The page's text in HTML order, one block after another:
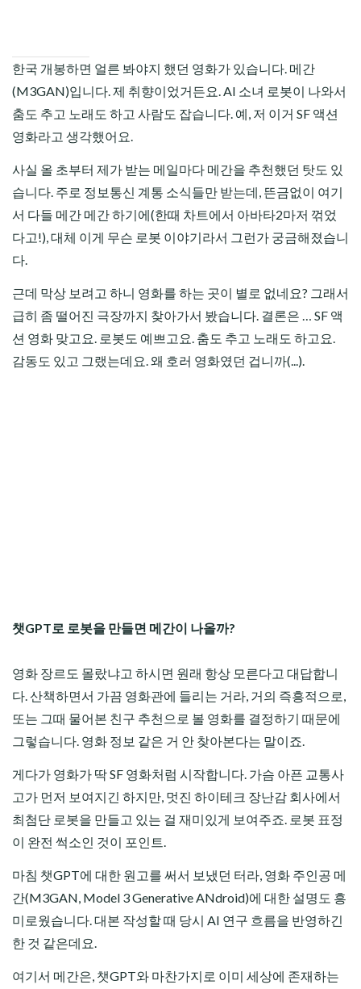
한국 개봉하면 얼른 봐야지 했던 영화가 있습니다. 메간
(M3GAN)입니다. 제 취향이었거든요. AI 소녀 로봇이 나와서
춤도 추고 노래도 하고 사람도 잡습니다. 예, 저 이거 SF 액션
영화라고 생각했어요.
사실 올 초부터 제가 받는 메일마다 메간을 추천했던 탓도 있
습니다. 주로 정보통신 계통 소식들만 받는데, 뜬금없이 여기
서 다들 메간 메간 하기에(한때 차트에서 아바타2마저 꺾었
다고!), 대체 이게 무슨 로봇 이야기라서 그런가 궁금해졌습니
다.
근데 막상 보려고 하니 영화를 하는 곳이 별로 없네요? 그래서
급히 좀 떨어진 극장까지 찾아가서 봤습니다. 결론은 … SF 액
션 영화 맞고요. 로봇도 예쁘고요. 춤도 추고 노래도 하고요.
감동도 있고 그랬는데요. 왜 호러 영화였던 겁니까(...).
챗GPT로 로봇을 만들면 메간이 나올까?
영화 장르도 몰랐냐고 하시면 원래 항상 모른다고 대답합니
다. 산책하면서 가끔 영화관에 들리는 거라, 거의 즉흥적으로,
또는 그때 물어본 친구 추천으로 볼 영화를 결정하기 때문에
그렇습니다. 영화 정보 같은 거 안 찾아본다는 말이죠.
게다가 영화가 딱 SF 영화처럼 시작합니다. 가슴 아픈 교통사
고가 먼저 보여지긴 하지만, 멋진 하이테크 장난감 회사에서
최첨단 로봇을 만들고 있는 걸 재미있게 보여주죠. 로봇 표정
이 완전 썩소인 것이 포인트.
마침 챗GPT에 대한 원고를 써서 보냈던 터라, 영화 주인공 메
간(M3GAN, Model 3 Generative ANdroid)에 대한 설명도 흥
미로웠습니다. 대본 작성할 때 당시 AI 연구 흐름을 반영하긴
한 것 같은데요.
여기서 메간은, 챗GPT와 마찬가지로 이미 세상에 존재하는